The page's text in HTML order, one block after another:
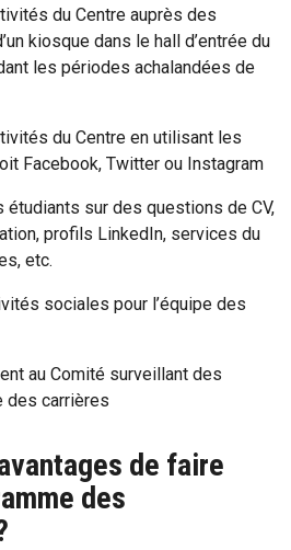
du Centre auprès des
kiosque dans le hall d’entrée du
les périodes achalandées de
du Centre en utilisant les
Facebook, Twitter ou Instagram
étudiants sur des questions de CV,
profils LinkedIn, services du
etc.
sociales pour l’équipe des
au Comité surveillant des
des carrières
de faire
des